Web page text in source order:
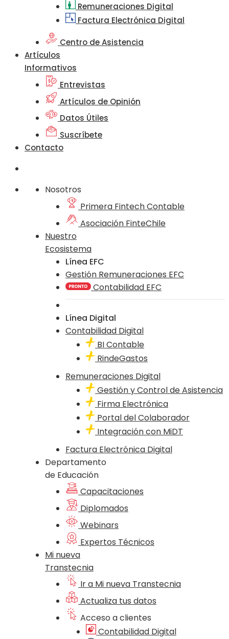
Remuneraciones Digital
Factura Electrónica Digital
Centro de Asistencia
Artículos
Informativos
Entrevistas
Artículos de Opinión
Datos Útiles
Suscríbete
Contacto
Nosotros
Primera Fintech Contable
Asociación FinteChile
Nuestro
Ecosistema
Línea EFC
Gestión Remuneraciones EFC
Contabilidad EFC
Línea Digital
Contabilidad Digital
BI Contable
RindeGastos
Remuneraciones Digital
Gestión y Control de Asistencia
Firma Electrónica
Portal del Colaborador
Integración con MiDT
Factura Electrónica Digital
Departamento
de Educación
Capacitaciones
Diplomados
Webinars
Expertos Técnicos
Mi nueva
Transtecnia
Ir a Mi nueva Transtecnia
Actualiza tus datos
Acceso a clientes
Contabilidad Digital